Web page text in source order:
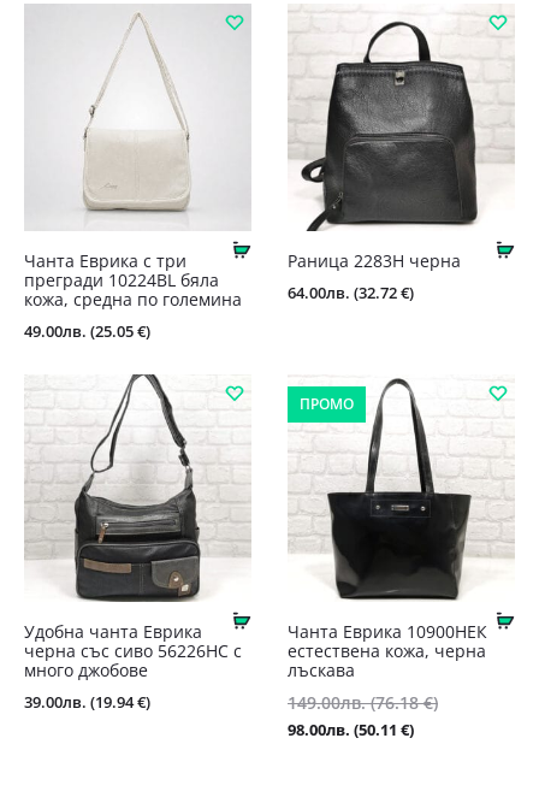
Купи
Чанта Еврика с три
прегради 10224BL бяла
кожа, средна по големина
49.00лв. (25.05 €)
Раница 2283Н черна
64.00лв. (32.72 €)
Купи
Удобна чанта Еврика
черна със сиво 56226НС с
много джобове
39.00лв. (19.94 €)
ПРОМО
Чанта Еврика 10900НЕК
естествена кожа, черна
лъскава
149.00лв. (76.18 €)Original
98.00лв. (50.11 €)Текущата